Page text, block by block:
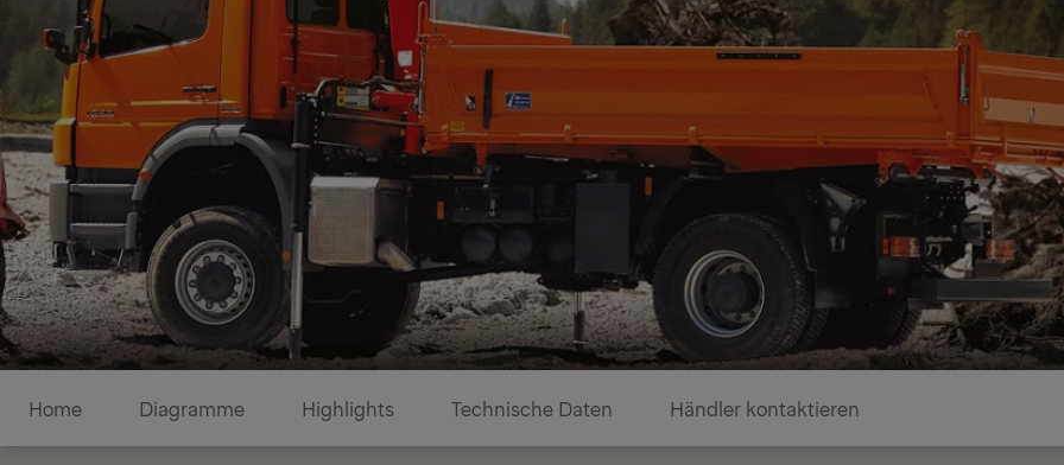
Home Diagramme Highlights Technische Daten Händler kontaktieren
Diagramme